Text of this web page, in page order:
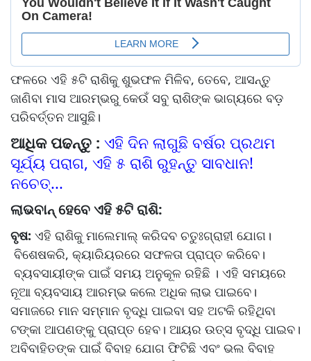
ଫଳରେ ଏହି ୫ଟି ରାଶିକୁ ଶୁଭଫଳ ମିଳିବ, ତେବେ, ଆସନ୍ତୁ
ଜାଣିବା ମାସ ଆରମ୍ଭରୁ କେଉଁ ସବୁ ରାଶିଙ୍କ ଭାଗ୍ୟରେ ବଡ଼
ପରିବର୍ତ୍ତନ ଆସୁଛି।
ଆଧିକ ପଢନ୍ତୁ : ଏହି ଦିନ ଲାଗୁଛି ବର୍ଷର ପ୍ରଥମ
ସୂର୍ଯ୍ୟ ପରାଗ, ଏହି ୫ ରାଶି ରୁହନ୍ତୁ ସାବଧାନ!
ନଚେତ୍...
ଲାଭବାନ୍ ହେବେ ଏହି ୫ଟି ରାଶି:
ବୃଷ: ଏହି ରାଶିକୁ ମାଲେମାଲ୍ କରିଦବ ଚତୁଃଗ୍ରାହୀ ଯୋଗ।
ବିଶେଷକରି, କ୍ୟାରିୟରରେ ସଫଳତା ପ୍ରାପ୍ତ କରିବେ।
ବ୍ୟବସାୟୀଙ୍କ ପାଇଁ ସମୟ ଅନୁକୂଳ ରହିଛି । ଏହି ସମୟରେ
ନୂଆ ବ୍ୟବସାୟ ଆରମ୍ଭ କଲେ ଅଧିକ ଲାଭ ପାଇବେ।
ସମାଜରେ ମାନ ସମ୍ମାନ ବୃଦ୍ଧି ପାଇବା ସହ ଅଟକି ରହିଥିବା
ଟଙ୍କା ଆପଣଙ୍କୁ ପ୍ରାପ୍ତ ହେବ। ଆୟର ଉତ୍ସ ବୃଦ୍ଧି ପାଇବ।
ଅବିବାହିତଙ୍କ ପାଇଁ ବିବାହ ଯୋଗ ଫିଟିଛି ଏବଂ ଭଲ ବିବାହ